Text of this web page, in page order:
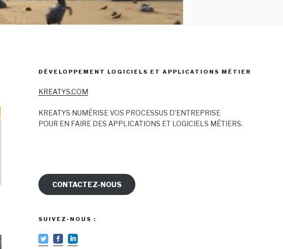
DÉVELOPPEMENT LOGICIELS ET APPLICATIONS MÉTIER
KREATYS.COM
KREATYS NUMÉRISE VOS PROCESSUS D’ENTREPRISE
POUR EN FAIRE DES APPLICATIONS ET LOGICIELS MÉTIERS.
CONTACTEZ-NOUS
SUIVEZ-NOUS :